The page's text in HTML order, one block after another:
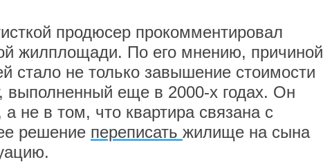
продюсер прокомментировал
жилплощади. По его мнению, причиной
стало не только завышение стоимости
выполненный еще в 2000-х годах. Он
не в том, что квартира связана с
решение переписать жилище на сына